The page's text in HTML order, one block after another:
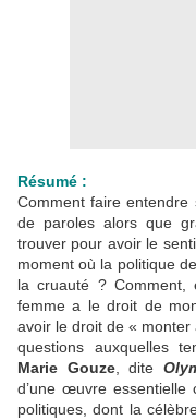
Résumé :
Comment faire
de paroles alors que
trouver pour avoir le
moment où la politique
la cruauté ?
femme a le droit de
avoir le droit de «
questions auxquelles
Marie Gouze, dite
d’une œuvre essentielle
politiques, dont la